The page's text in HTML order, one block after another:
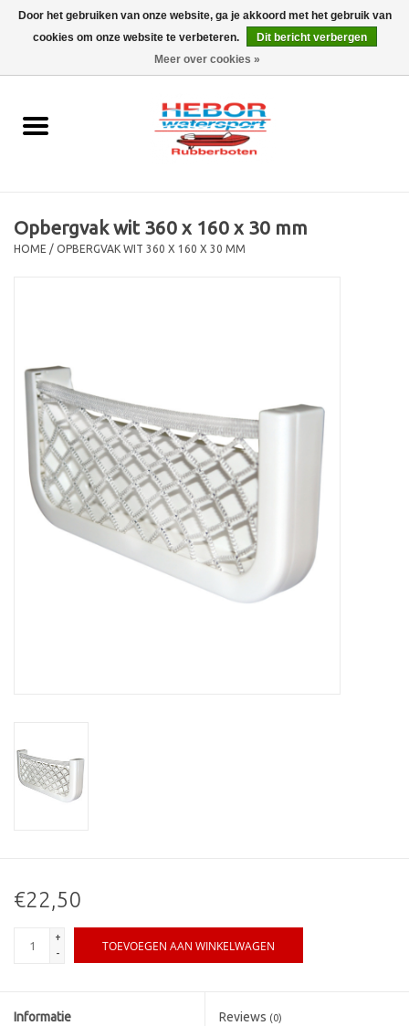
0 Artikelen - €0,00
Outboard
Trailer
Merken
Contact
Opbergvak wit 360 x 160 x 30 mm
HOME / OPBERGVAK WIT 360 X 160 X 30 MM
€22,50
+
-
TOEVOEGEN AAN WINKELWAGEN
Informatie Reviews (0)
Door het gebruiken van onze website, ga je akkoord met het gebruik van
cookies om onze website te verbeteren.
Dit bericht verbergen
Meer over cookies »